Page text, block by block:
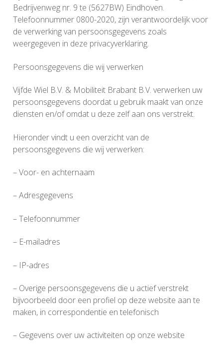
Bedrijvenweg nr. 9 te (5627BW) Eindhoven.
Telefoonnummer 0800-2020, zijn verantwoordelijk voor
de verwerking van persoonsgegevens zoals
weergegeven in deze privacyverklaring.
Persoonsgegevens die wij verwerken
Vijfde Wiel B.V. & Mobiliteit Brabant B.V. verwerken uw
persoonsgegevens doordat u gebruik maakt van onze
diensten en/of omdat u deze zelf aan ons verstrekt.
Hieronder vindt u een overzicht van de
persoonsgegevens die wij verwerken:
– Voor- en achternaam
– Adresgegevens
– Telefoonnummer
– E-mailadres
– IP-adres
– Overige persoonsgegevens die u actief verstrekt
bijvoorbeeld door een profiel op deze website aan te
maken, in correspondentie en telefonisch
– Gegevens over uw activiteiten op onze website